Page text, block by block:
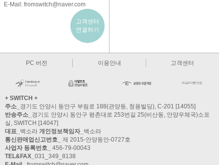
E-Mail: fromswitch@naver.com
고객센터
연결하기
PC 버전 이용안내 고객센터
+ SWITCH +
주소_ 경기도 안양시 동안구 부림로 188(관양동, 청용빌딩), C-201 [14055]
반송주소_ 경기도 안양시 동안구 평촌대로 253번길 25(비산동, 안양우체국)소포
실, SWITCH [14047]
대표_ 백소라 개인정보책임자_ 백소라
통신판매업신고번호_
제 2015-안양동안-0727호
사업자 등록번호_
456-79-00043
TEL&FAX_ 031_349_8138